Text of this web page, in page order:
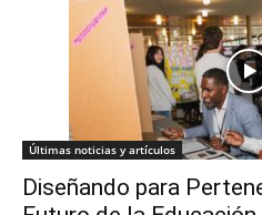
Últimas noticias y artículos
Diseñando para